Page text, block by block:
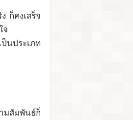
ก็คงเสร็จ
จ
นประเภท
มสัมพันธ์ก็